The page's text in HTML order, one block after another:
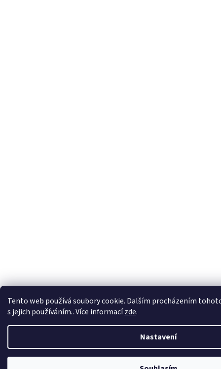
Tento web používá soubory cookie. Dalším procházením
s jejich používáním.. Více informacízde.
Nastavení